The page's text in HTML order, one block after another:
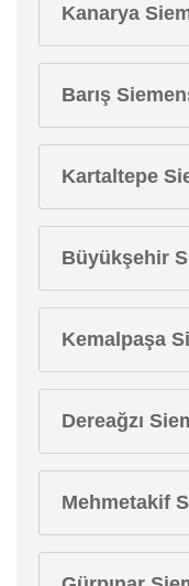
Kanarya
Barış
Kartaltepe
Büyükşehir
Kemalpaşa
Dereağzı
Mehmetakif